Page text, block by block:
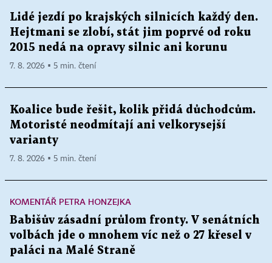
Lidé jezdí po krajských silnicích každý den.
Hejtmani se zlobí, stát jim poprvé od roku
2015 nedá na opravy silnic ani korunu
7. 8. 2026 ▪ 5 min. čtení
Koalice bude řešit, kolik přidá důchodcům.
Motoristé neodmítají ani velkorysejší
varianty
7. 8. 2026 ▪ 5 min. čtení
KOMENTÁŘ PETRA HONZEJKA
Babišův zásadní průlom fronty. V senátních
volbách jde o mnohem víc než o 27 křesel v
paláci na Malé Straně